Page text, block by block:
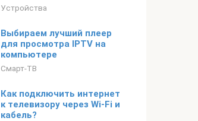
Устройства
Выбираем лучший плеер
для просмотра IPTV на
компьютере
Смарт-ТВ
Как подключить интернет
к телевизору через Wi-Fi и
кабель?